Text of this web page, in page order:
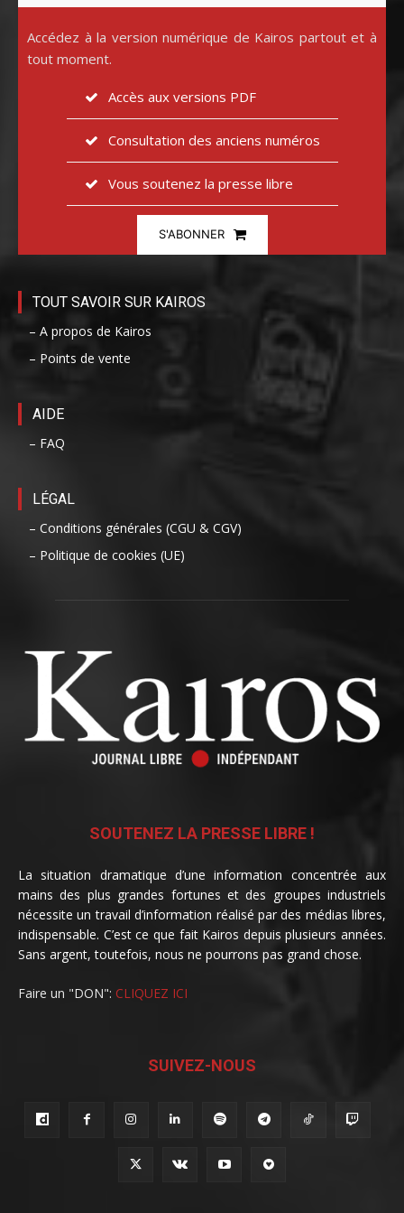
Accédez à la version numérique de Kairos partout et à
tout moment.
Accès aux versions PDF
Consultation des anciens numéros
Vous soutenez la presse libre
S'ABONNER
TOUT SAVOIR SUR KAIROS
– A propos de Kairos
– Points de vente
AIDE
– FAQ
LÉGAL
– Conditions générales (CGU & CGV)
– Politique de cookies (UE)
SOUTENEZ LA PRESSE LIBRE !
La situation dramatique d’une information concentrée aux
mains des plus grandes fortunes et des groupes industriels
nécessite un travail d’information réalisé par des médias libres,
indispensable. C’est ce que fait Kairos depuis plusieurs années.
Sans argent, toutefois, nous ne pourrons pas grand chose.
Faire un "DON": CLIQUEZ ICI
SUIVEZ-NOUS